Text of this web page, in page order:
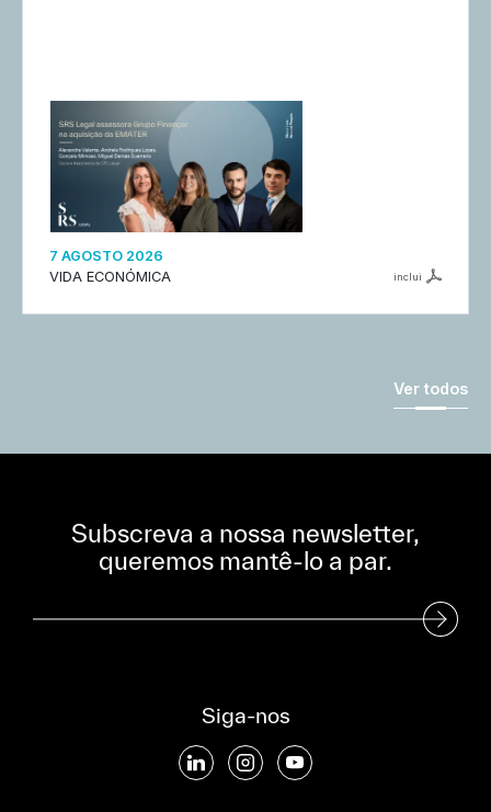
7 AGOSTO 2026
VIDA ECONÓMICA
inclui
Ver todos
Subscreva a nossa newsletter,
queremos mantê-lo a par.
Subscreva a nossa Newsletter
Siga-nos